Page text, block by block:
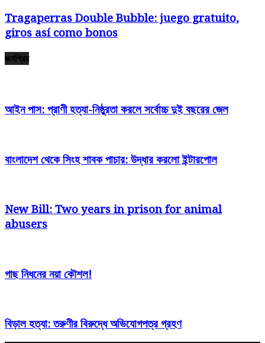
Tragaperras Double Bubble: juego gratuito,
giros así­ como bonos
জনপ্রিয়
আইন পাস: প্রাণী হত্যা-নিষ্ঠুরতা করলে সর্বোচ্চ দুই বছরের জেল
বাংলাদেশ থেকে সিংহ শাবক পাচার: উদ্ধার করলো ইন্টারপোল
New Bill: Two years in prison for animal
abusers
গাছ নিধনের নয়া কৌশল!
বিড়াল হত্যা: তরুণীর বিরুদ্ধে অভিযোগপত্র গ্রহণ